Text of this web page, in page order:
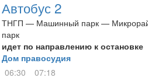
Автобус 2
ТНГП — Машинный парк —
парк
идет по направлению к остановке
Дом правосудия
06:30
07:18